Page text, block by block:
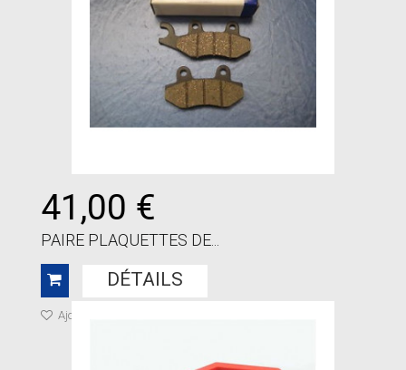
41,00 €
PAIRE PLAQUETTES DE...
DÉTAILS
Ajouter à ma liste de cadeaux